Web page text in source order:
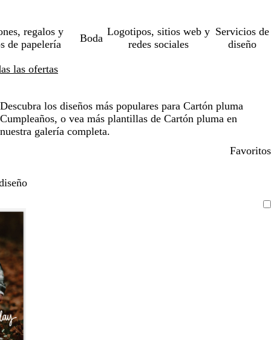
regalos y
de papelería
Boda
Logotipos, sitios web y
redes sociales
Servicios de
diseño
las ofertas
Descubra los diseños más populares para Cartón pluma
Cumpleaños, o vea más plantillas de Cartón pluma en
nuestra galería completa.
Favoritos